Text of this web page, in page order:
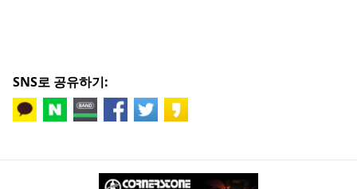
SNS로 공유하기: